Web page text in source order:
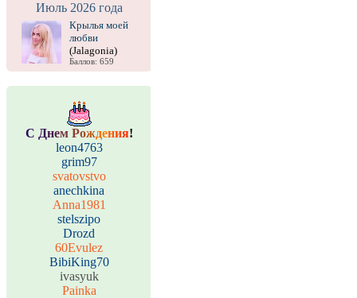
Июль 2026 года
Крылья моей
любви
(Jalagonia)
Баллов: 659
С Днем Рождения!
leon4763
grim97
svatovstvo
anechkina
Anna1981
stelszipo
Drozd
60Evulez
BibiKing70
ivasyuk
Painka